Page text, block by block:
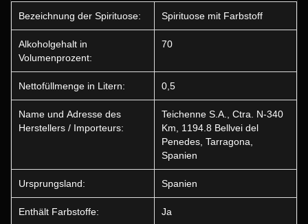
Bezeichnung der Spirituose: Spirituose mit Farbstoff
Alkoholgehalt in
Volumenprozent:
70
Nettofüllmenge in Litern: 0,5
Name und Adresse des
Herstellers / Importeurs:
Teichenne S.A., Ctra. N-340
Km, 1194.8 Bellvei del
Penedes, Tarragona,
Spanien
Ursprungsland: Spanien
Enthält Farbstoffe: Ja